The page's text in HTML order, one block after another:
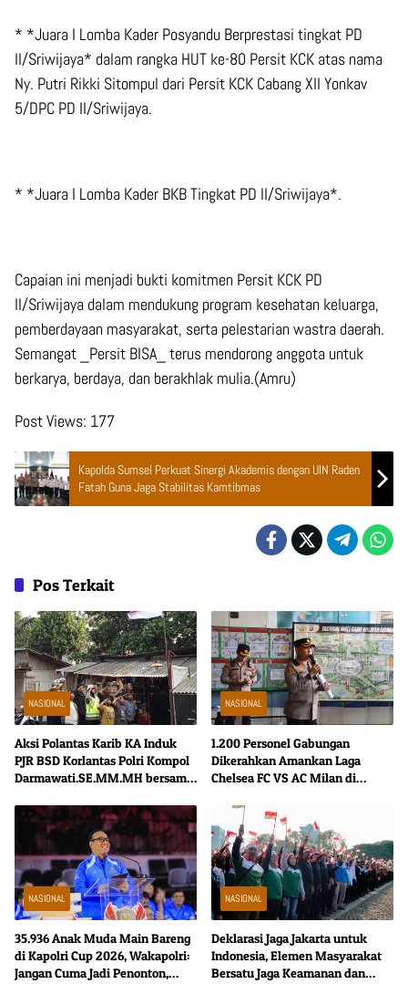
* *Juara I Lomba Kader Posyandu Berprestasi tingkat PD
II/Sriwijaya* dalam rangka HUT ke-80 Persit KCK atas nama
Ny. Putri Rikki Sitompul dari Persit KCK Cabang XII Yonkav
5/DPC PD II/Sriwijaya.
* *Juara I Lomba Kader BKB Tingkat PD II/Sriwijaya*.
Capaian ini menjadi bukti komitmen Persit KCK PD
II/Sriwijaya dalam mendukung program kesehatan keluarga,
pemberdayaan masyarakat, serta pelestarian wastra daerah.
Semangat _Persit BISA_ terus mendorong anggota untuk
berkarya, berdaya, dan berakhlak mulia.(Amru)
Post Views: 177
Kapolda Sumsel Perkuat Sinergi Akademis dengan UIN Raden
Fatah Guna Jaga Stabilitas Kamtibmas
Pos Terkait
NASIONAL
Aksi Polantas Karib KA Induk
PJR BSD Korlantas Polri Kompol
Darmawati.SE.MM.MH bersama
Bendera Merah Putih Berserta
Tiangnya
NASIONAL
1.200 Personel Gabungan
Dikerahkan Amankan Laga
Chelsea FC VS AC Milan di
NASIONAL
35.936 Anak Muda Main Bareng
di Kapolri Cup 2026, Wakapolri:
Jangan Cuma Jadi Penonton,
NASIONAL
Deklarasi Jaga Jakarta untuk
Indonesia, Elemen Masyarakat
Bersatu Jaga Keamanan dan